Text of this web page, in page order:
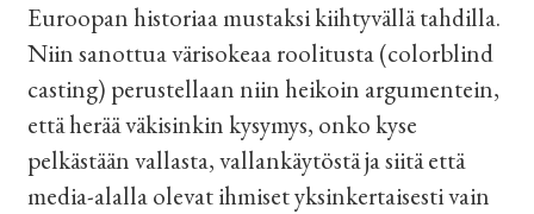
Euroopan historiaa mustaksi kiihtyvällä tahdilla.
Niin sanottua värisokeaa roolitusta (colorblind
casting) perustellaan niin heikoin argumentein,
että herää väkisinkin kysymys, onko kyse
pelkästään vallasta, vallankäytöstä ja siitä että
media-alalla olevat ihmiset yksinkertaisesti vain